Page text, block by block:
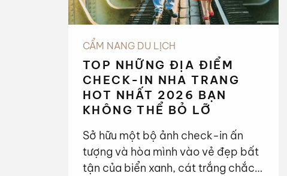
CẨM NANG DU LỊCH
TOP NHỮNG ĐỊA ĐIỂM
CHECK-IN NHA TRANG
HOT NHẤT 2026 BẠN
KHÔNG THỂ BỎ LỠ
Sở hữu một bộ ảnh check-in ấn
tượng và hòa mình vào vẻ đẹp bất
tận của biển xanh, cát trắng chắc